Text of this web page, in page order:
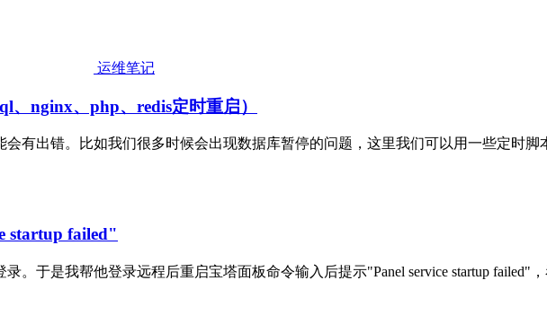
运维笔记
nginx、php、redis定时重启）
有出错。比如我们很多时候会出现数据库暂停的问题，这里我们可以用一些定时脚
startup failed"
。于是我帮他登录远程后重启宝塔面板命令输入后提示"Panel service startup failed"